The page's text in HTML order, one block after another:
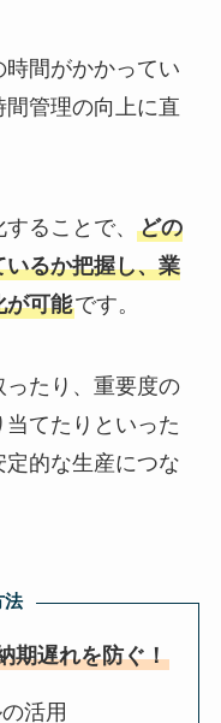
間がかかってい
管理の向上に直
ることで、 どの
るか把握し、業
が可能です。
たり、重要度の
てたりといった
的な生産につな
法
期遅れを防ぐ！
活用